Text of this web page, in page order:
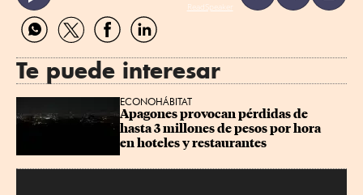
ReadSpeaker
Compartir
por
Compartir
por
Compartir
por
Compartir
por
Te puede interesar
ECONOHÁBITAT
Apagones provocan pérdidas de
hasta 3 millones de pesos por hora
en hoteles y restaurantes